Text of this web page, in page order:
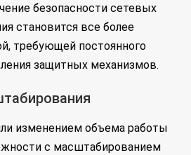
безопасности сетевых
становится все более
требующей постоянного
защитных механизмов.
изменением объема работы
с масштабированием